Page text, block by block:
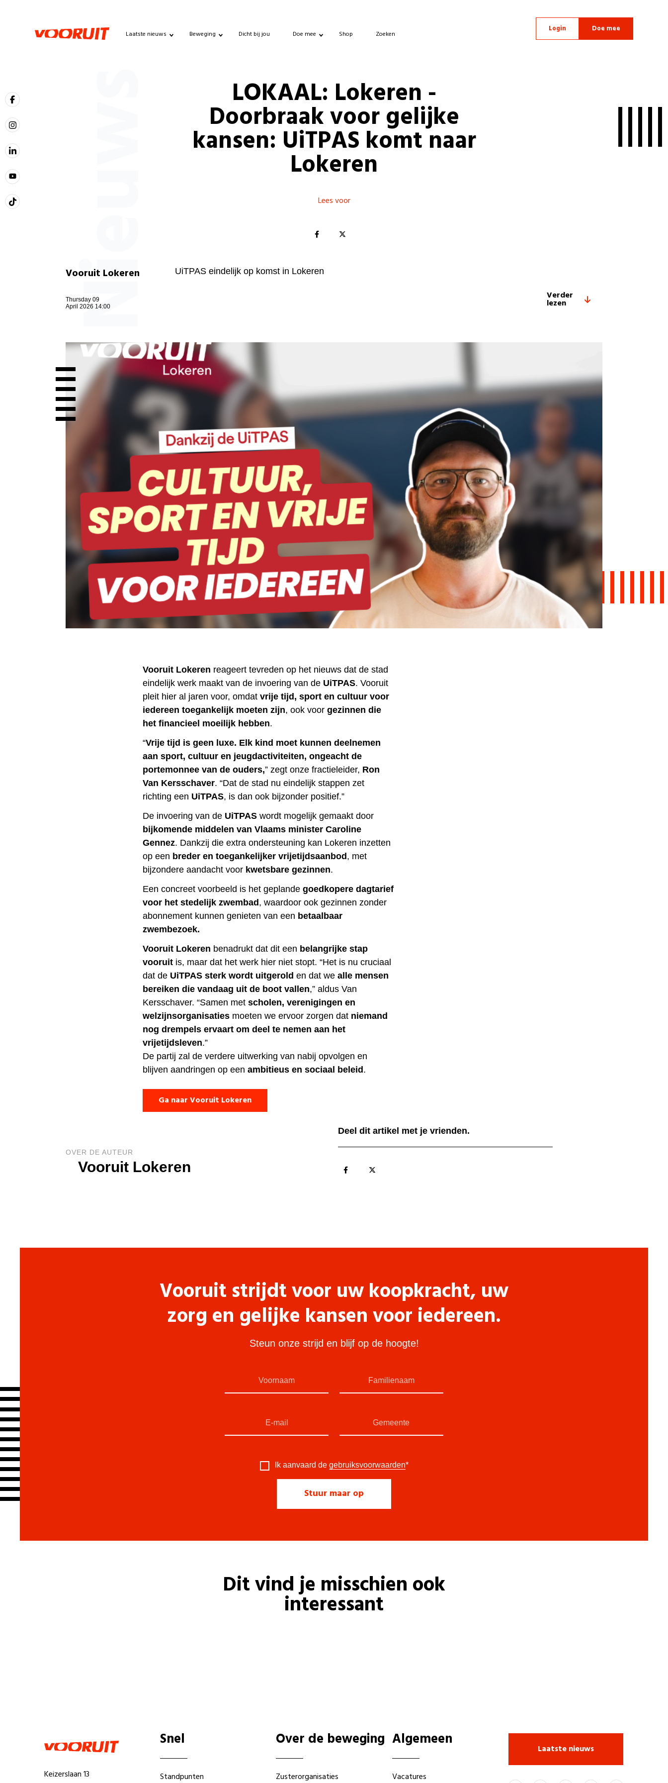
Laatste nieuws Beweging Dicht bij jou Doe mee Shop Zoeken
Login Doe mee
Nieuws LOKAAL: Lokeren -
Doorbraak voor gelijke
kansen: UiTPAS komt naar
Lokeren
Lees voor
Vooruit Lokeren
Thursday 09
April 2026 14:00
UiTPAS eindelijk op komst in Lokeren
Verder
lezen
Vooruit Lokeren reageert tevreden op het nieuws dat de stad
eindelijk werk maakt van de invoering van de UiTPAS. Vooruit
pleit hier al jaren voor, omdatvrije tijd, sport en cultuur voor
iedereen toegankelijk moeten zijn, ook voorgezinnen die
het financieel moeilijk hebben.
“Vrije tijd is geen luxe. Elk kind moet kunnen deelnemen
aan sport, cultuur en jeugdactiviteiten, ongeacht de
portemonnee van de ouders,” zegt onze fractieleider, Ron
Van Kersschaver. “Dat de stad nu eindelijk stappen zet
richting een UiTPAS, is dan ook bijzonder positief.”
De invoering van de UiTPAS wordt mogelijk gemaakt door
bijkomende middelen van Vlaams minister Caroline
Gennez. Dankzij die extra ondersteuning kan Lokeren inzetten
op een breder en toegankelijker vrijetijdsaanbod , met
bijzondere aandacht voor kwetsbare gezinnen.
Een concreet voorbeeld is het geplandegoedkopere dagtarief
voor het stedelijk zwembad , waardoor ook gezinnen zonder
abonnement kunnen genieten van een betaalbaar
zwembezoek.
Vooruit Lokeren benadrukt dat dit een belangrijke stap
vooruit is, maar dat het werk hier niet stopt. “Het is nu cruciaal
dat de UiTPAS sterk wordt uitgerold en dat wealle mensen
bereiken die vandaag uit de boot vallen,” aldus Van
Kersschaver. “Samen metscholen, verenigingen en
welzijnsorganisaties moeten we ervoor zorgen dat niemand
nog drempels ervaart om deel te nemen aan het
vrijetijdsleven.”
De partij zal de verdere uitwerking van nabij opvolgen en
blijven aandringen op eenambitieus en sociaal beleid .
Ga naar Vooruit Lokeren
OVER DE AUTEUR
Vooruit Lokeren
Deel dit artikel met je vrienden.
Vooruit strijdt voor uw koopkracht, uw
zorg en gelijke kansen voor iedereen.
Steun onze strijd en blijf op de hoogte!
Ik aanvaard de gebruiksvoorwaarden*
Dit vind je misschien ook
interessant
Keizerslaan 13
Snel
Standpunten
Over de beweging
Zusterorganisaties
Algemeen
Vacatures
Laatste nieuws